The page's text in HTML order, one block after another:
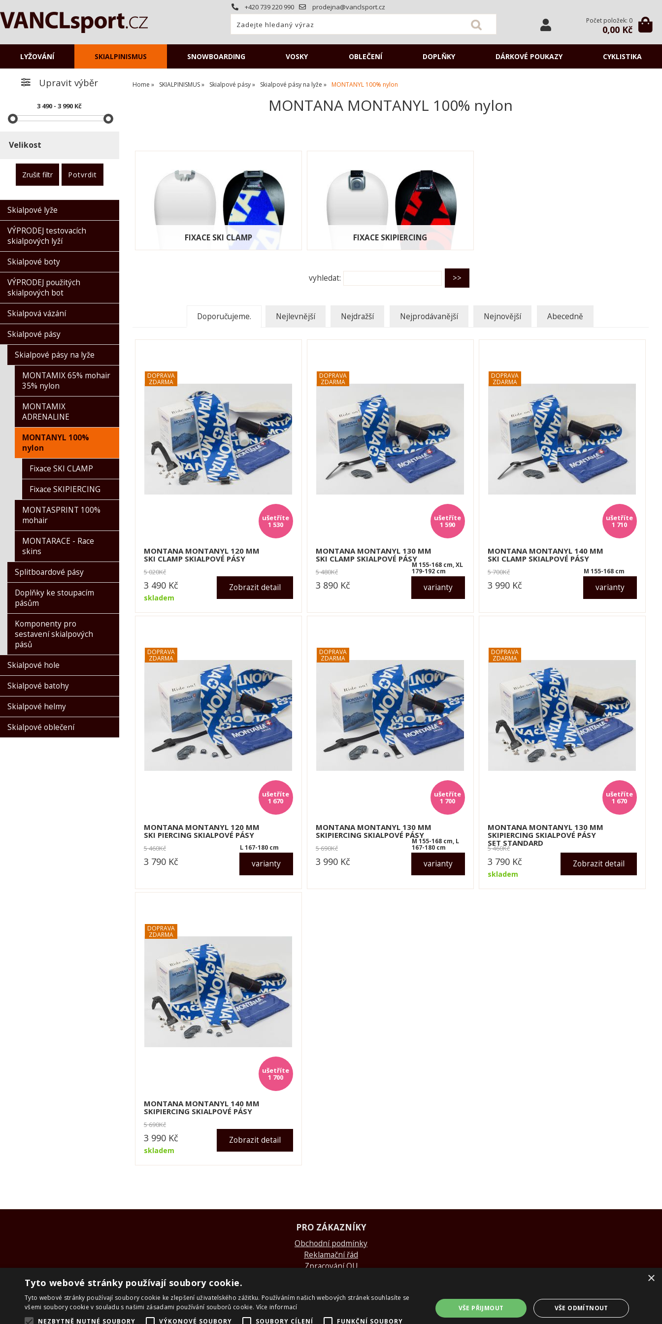
+420 739 220 990 prodejna@vanclsport.cz
Počet položek: 0
0,00 Kč
LYŽOVÁNÍ SKIALPINISMUS SNOWBOARDING VOSKY OBLEČENÍ DOPLŇKY DÁRKOVÉ POUKAZY CYKLISTIKA
Home SKIALPINISMUS Skialpové pásy Skialpové pásy na lyže MONTANYL 100% nylon
MONTANA MONTANYL 100% nylon
FIXACE SKI CLAMP FIXACE SKIPIERCING
vyhledat:
Doporučujeme. Nejlevnější Nejdražší Nejprodávanější Nejnovější Abecedně
MONTANA MONTANYL 120 MM
SKI CLAMP SKIALPOVÉ PÁSY
skladem
Zobrazit detail
3 490 Kč
1 530
5 020Kč
MONTANA MONTANYL 130 MM
SKI CLAMP SKIALPOVÉ PÁSY
varianty
M 155-168 cm, XL
179-192 cm
3 890 Kč
1 590
5 480Kč
MONTANA MONTANYL 140 MM
SKI CLAMP SKIALPOVÉ PÁSY
varianty
M 155-168 cm
3 990 Kč
1 710
5 700Kč
MONTANA MONTANYL 120 MM
SKI PIERCING SKIALPOVÉ PÁSY
varianty
L 167-180 cm
3 790 Kč
1 670
5 460Kč
MONTANA MONTANYL 130 MM
SKIPIERCING SKIALPOVÉ PÁSY
varianty
M 155-168 cm, L
167-180 cm
3 990 Kč
1 700
5 690Kč
MONTANA MONTANYL 130 MM
SKIPIERCING SKIALPOVÉ PÁSY
SET STANDARD
skladem
Zobrazit detail
3 790 Kč
1 670
5 460Kč
MONTANA MONTANYL 140 MM
SKIPIERCING SKIALPOVÉ PÁSY
skladem
Zobrazit detail
3 990 Kč
1 700
5 690Kč
Upravit výběr
3 490 - 3 990 Kč
Velikost
Skialpové lyže
VÝPRODEJ testovacích
skialpových lyží
Skialpové boty
VÝPRODEJ použitých
skialpových bot
Skialpová vázání
Skialpové pásy
Skialpové pásy na lyže
MONTAMIX 65% mohair
35% nylon
MONTAMIX
ADRENALINE
MONTANYL 100%
nylon
Fixace SKI CLAMP
Fixace SKIPIERCING
MONTASPRINT 100%
mohair
MONTARACE - Race
skins
Splitboardové pásy
Doplňky ke stoupacím
pásům
Komponenty pro
sestavení skialpových
pásů
Skialpové hole
Skialpové batohy
Skialpové helmy
Skialpové oblečení
PRO ZÁKAZNÍKY
Obchodní podmínky
Reklamační řád
Zpracování OU
O nás
×
Tyto webové stránky používají soubory cookie.
Tyto webové stránky používají soubory cookie ke zlepšení uživatelského zážitku. Používáním našich webových stránek souhlasíte se
všemi soubory cookie v souladu s našimi zásadami používání souborů cookie. Více informací
NEZBYTNĚ NUTNÉ SOUBORY
VÝKONOVÉ SOUBORY SOUBORY CÍLENÍ FUNKČNÍ SOUBORY
VŠE PŘIJMOUT VŠE ODMÍTNOUT